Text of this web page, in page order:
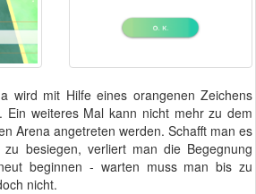
wird mit Hilfe eines orangenen Zeichens
Ein weiteres Mal kann nicht mehr zu dem
Arena angetreten werden. Schafft man es
zu besiegen, verliert man die Begegnung
beginnen - warten muss man bis zu
nicht.